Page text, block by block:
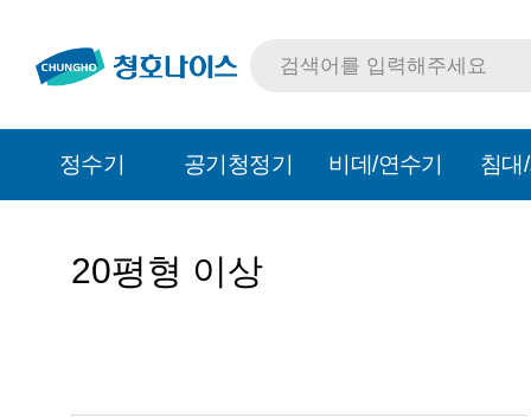
정수기 공기청정기 비데/연수기 침대
20평형 이상